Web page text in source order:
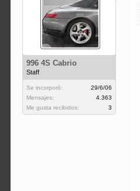
996 4S Cabrio
Staff
Se incorporó:
29/6/06
Mensajes:
4.363
Me gusta recibidos:
3